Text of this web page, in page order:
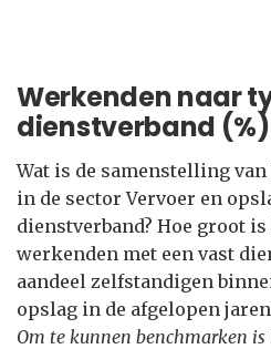
Werkenden naar
dienstverband (%)
Wat is de samenstelling
in de sector Vervoer en
dienstverband? Hoe groot
werkenden met een vast
aandeel zelfstandigen
opslag in de afgelopen
Om te kunnen benchmarken